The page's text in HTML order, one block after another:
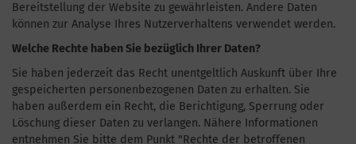
Bereitstellung der Website zu gewährleisten. Andere Daten
können zur Analyse Ihres Nutzerverhaltens verwendet werden.
Welche Rechte haben Sie bezüglich Ihrer Daten?
Sie haben jederzeit das Recht unentgeltlich Auskunft über Ihre
gespeicherten personenbezogenen Daten zu erhalten. Sie
haben außerdem ein Recht, die Berichtigung, Sperrung oder
Löschung dieser Daten zu verlangen. Nähere Informationen
entnehmen Sie bitte dem Punkt "Rechte der betroffenen